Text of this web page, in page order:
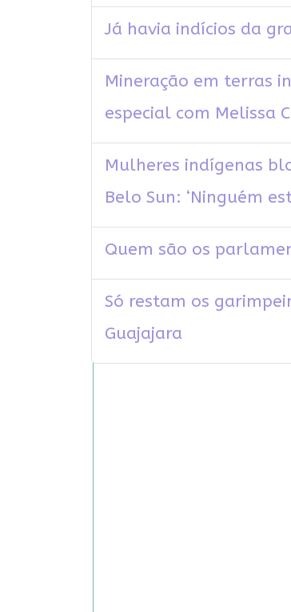
Já havia indícios da
Mineração em terras
especial com Melissa
Mulheres indígenas
Belo Sun: ‘Ninguém
Quem são os
Só restam os
Guajajara